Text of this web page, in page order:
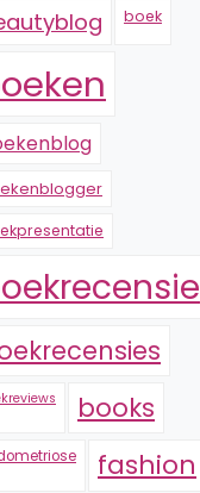
boek
books
fashion